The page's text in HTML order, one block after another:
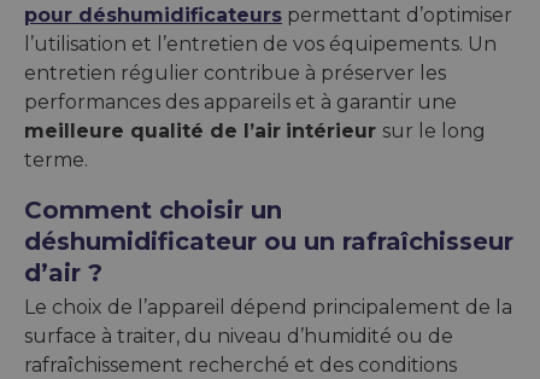
pour déshumidificateurs permettant d’optimiser
l’utilisation et l’entretien de vos équipements. Un
entretien régulier contribue à préserver les
performances des appareils et à garantir une
meilleure qualité de l’air intérieur sur le long
terme.
Comment choisir un
déshumidificateur ou un rafraîchisseur
d’air ?
Le choix de l’appareil dépend principalement de la
surface à traiter, du niveau d’humidité ou de
rafraîchissement recherché et des conditions